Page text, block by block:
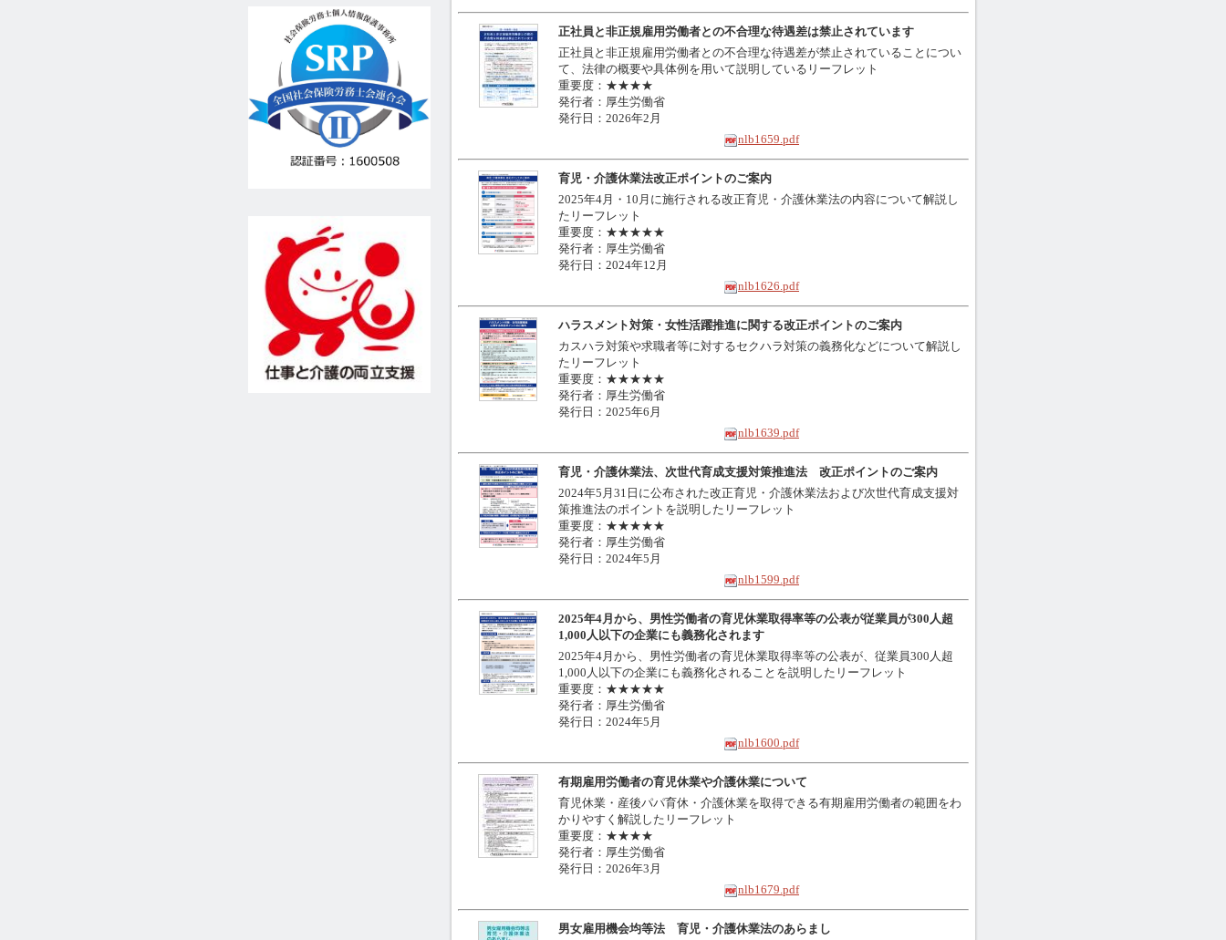
正社員と非正規雇用労働者との不合理な待遇差は禁止されています
正社員と非正規雇用労働者との不合理な待遇差が禁止されていることについ
て、法律の概要や具体例を用いて説明しているリーフレット
重要度：★★★★
発行者：厚生労働省
発行日：2026年2月
nlb1659.pdf
育児・介護休業法改正ポイントのご案内
2025年4月・10月に施行される改正育児・介護休業法の内容について解説し
たリーフレット
重要度：★★★★★
発行者：厚生労働省
発行日：2024年12月
nlb1626.pdf
ハラスメント対策・女性活躍推進に関する改正ポイントのご案内
カスハラ対策や求職者等に対するセクハラ対策の義務化などについて解説し
たリーフレット
重要度：★★★★★
発行者：厚生労働省
発行日：2025年6月
nlb1639.pdf
育児・介護休業法、次世代育成支援対策推進法 改正ポイントのご案内
2024年5月31日に公布された改正育児・介護休業法および次世代育成支援対
策推進法のポイントを説明したリーフレット
重要度：★★★★★
発行者：厚生労働省
発行日：2024年5月
nlb1599.pdf
2025年4月から、男性労働者の育児休業取得率等の公表が従業員が300人超
1,000人以下の企業にも義務化されます
2025年4月から、男性労働者の育児休業取得率等の公表が、従業員300人超
1,000人以下の企業にも義務化されることを説明したリーフレット
重要度：★★★★★
発行者：厚生労働省
発行日：2024年5月
nlb1600.pdf
有期雇用労働者の育児休業や介護休業について
育児休業・産後パパ育休・介護休業を取得できる有期雇用労働者の範囲をわ
かりやすく解説したリーフレット
重要度：★★★★
発行者：厚生労働省
発行日：2026年3月
nlb1679.pdf
男女雇用機会均等法 育児・介護休業法のあらまし